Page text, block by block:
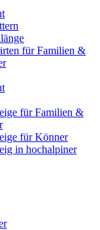
für Familien &
für Familien &
für Könner
in hochalpiner